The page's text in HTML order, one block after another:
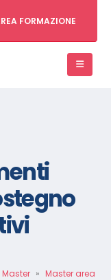
FORMAZIONE
Master » Master area